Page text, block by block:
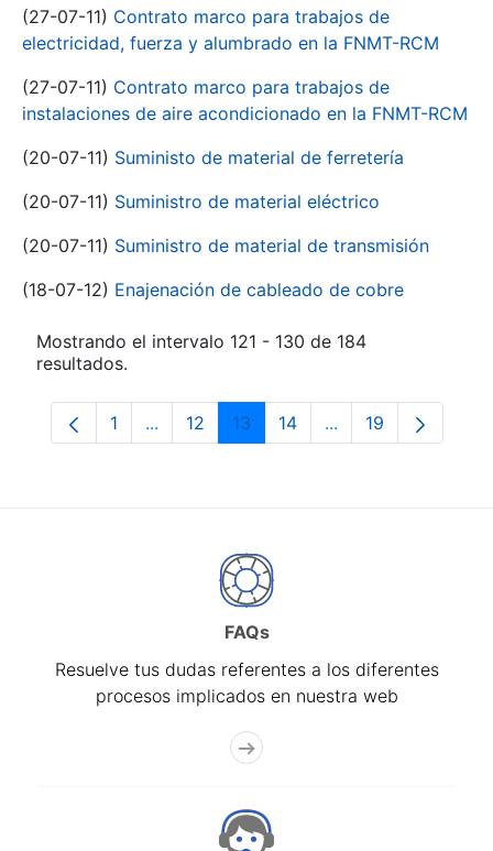
(27-07-11) Contrato marco para trabajos de
electricidad, fuerza y alumbrado en la FNMT-RCM
(27-07-11) Contrato marco para trabajos de
instalaciones de aire acondicionado en la FNMT-RCM
(20-07-11) Suministo de material de ferretería
(20-07-11) Suministro de material eléctrico
(20-07-11) Suministro de material de transmisión
(18-07-12) Enajenación de cableado de cobre
Mostrando el intervalo 121 - 130 de 184
resultados.
Página
1 ...Páginas intermedias Use TAB para
Página
12 Página
13 Página
14 ...PáginasPágina
19
FAQs
Resuelve tus dudas referentes a los diferentes
procesos implicados en nuestra web